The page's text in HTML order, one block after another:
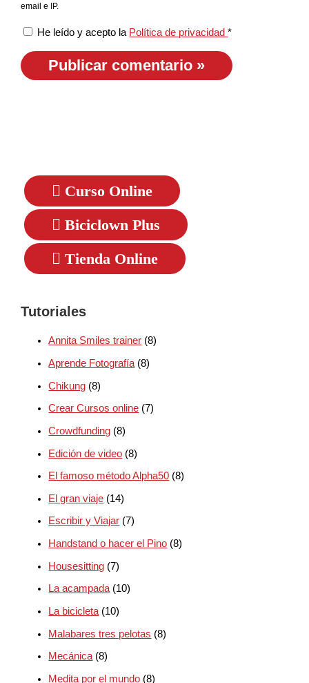
email e IP.
He leído y acepto la Política de privacidad*
Curso Online
Biciclown Plus
Tienda Online
Tutoriales
Annita Smiles trainer (8)
Aprende Fotografía (8)
Chikung (8)
Crear Cursos online (7)
Crowdfunding (8)
Edición de video (8)
El famoso método Alpha50 (8)
El gran viaje (14)
Escribir y Viajar (7)
Handstand o hacer el Pino (8)
Housesitting (7)
La acampada(10)
La bicicleta (10)
Malabares tres pelotas (8)
Mecánica(8)
Medita por el mundo (8)